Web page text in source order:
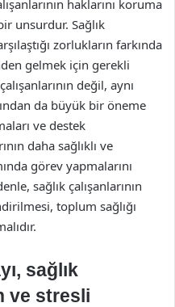
haklarını koruma
unsurdur. Sağlık
zorlukların farkında
gelmek için gerekli
değil, aynı
da büyük bir öneme
ve destek
daha sağlıklı ve
görev yapmalarını
sağlık çalışanlarının
toplum sağlığı
sağlık
ve stresli